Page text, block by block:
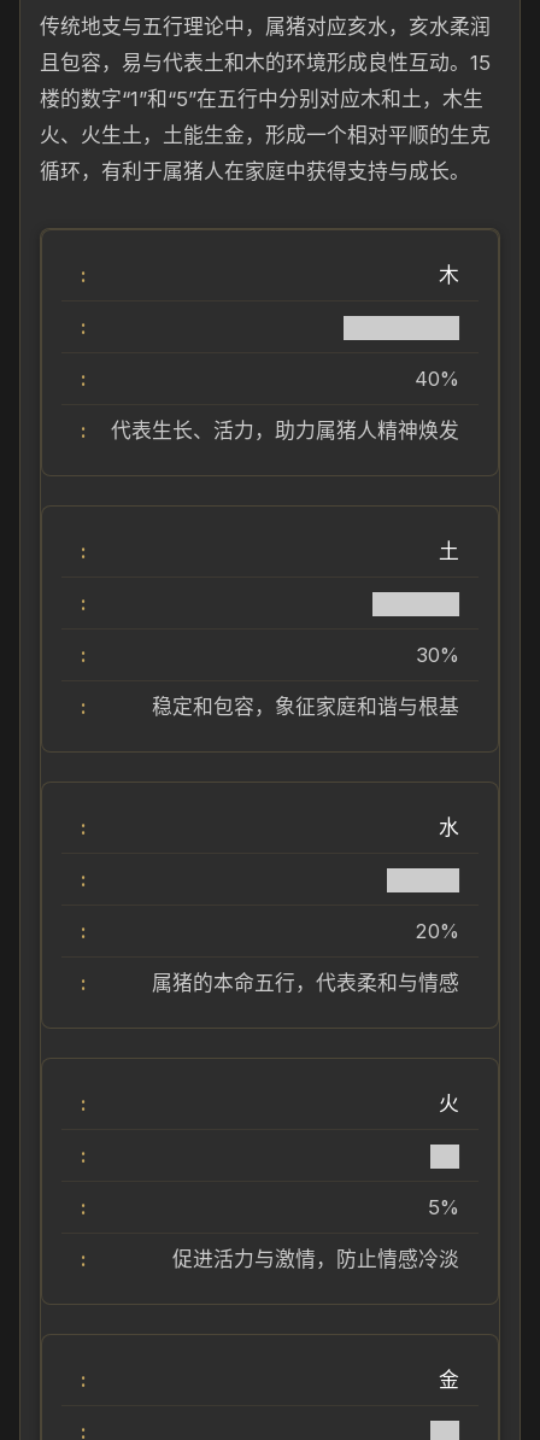
传统地支与五行理论中，属猪对应亥水，亥水柔润
且包容，易与代表土和木的环境形成良性互动。15
楼的数字“1”和“5”在五行中分别对应木和土，木生
火、火生土，土能生金，形成一个相对平顺的生克
循环，有利于属猪人在家庭中获得支持与成长。
木
40%
代表生长、活力，助力属猪人精神焕发
土
30%
稳定和包容，象征家庭和谐与根基
水
20%
属猪的本命五行，代表柔和与情感
火
5%
促进活力与激情，防止情感冷淡
金